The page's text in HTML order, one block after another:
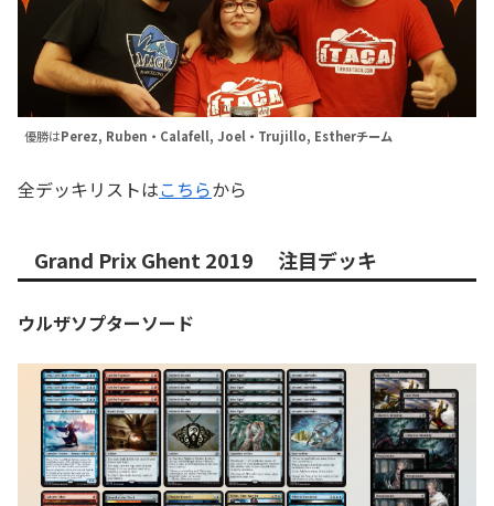
優勝はPerez, Ruben・Calafell, Joel・Trujillo, Estherチーム
全デッキリストはこちらから
Grand Prix Ghent 2019 注目デッキ
ウルザソプターソード